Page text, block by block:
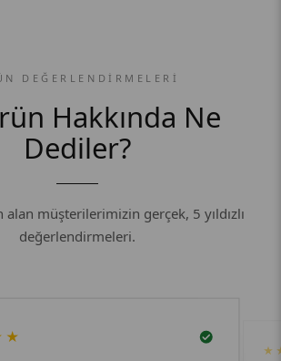
DEĞERLENDIRMELERI
Hakkında Ne
Dediler?
alan müşterilerimizin gerçek, 5 yıldızlı
değerlendirmeleri.